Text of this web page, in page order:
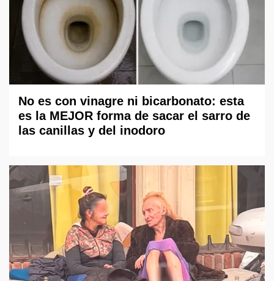
No es con vinagre ni bicarbonato: esta
es la MEJOR forma de sacar el sarro de
las canillas y del inodoro